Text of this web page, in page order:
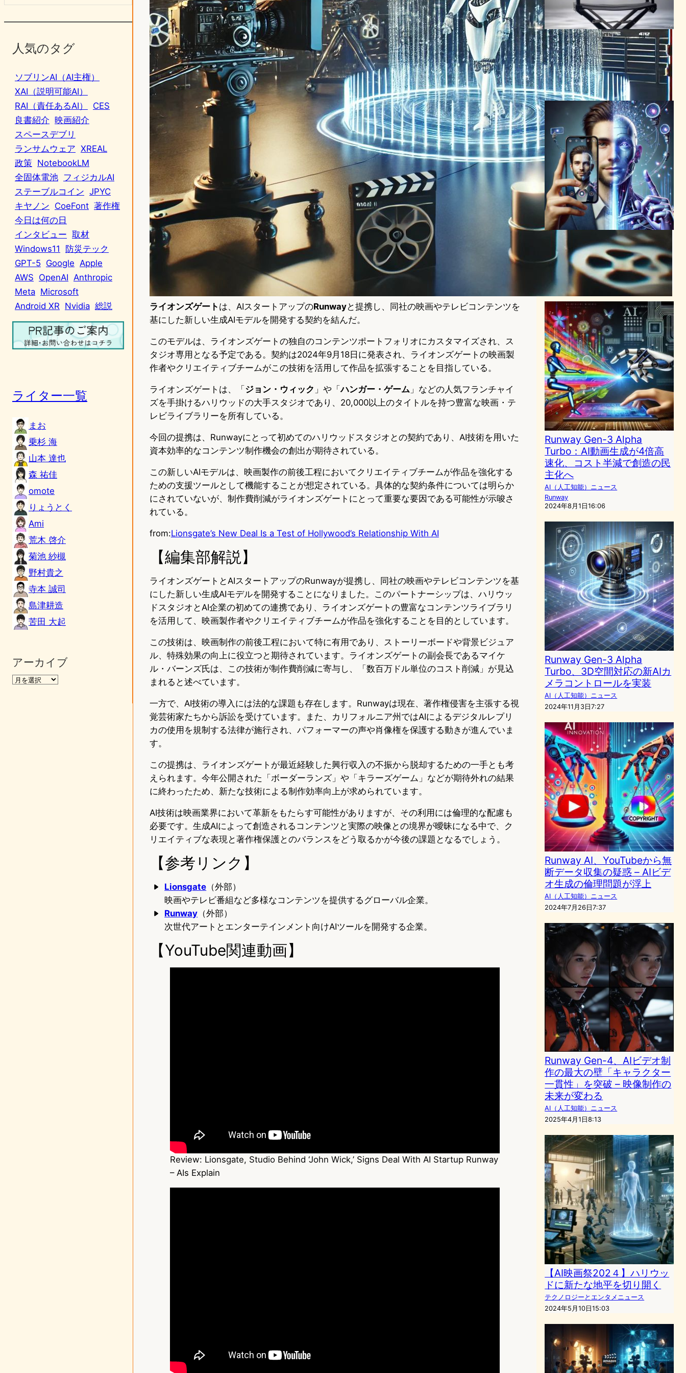
人気のタグ
ソブリンAI（AI主権）
XAI（説明可能AI）
RAI（責任あるAI）
CES
良書紹介 映画紹介
スペースデブリ
ランサムウェア XREAL
政策 NotebookLM
全固体電池 フィジカルAI
ステーブルコイン JPYC
キヤノン CoeFont 著作権
今日は何の日
インタビュー 取材
Windows11
防災テック
GPT-5 Google Apple
AWS OpenAI Anthropic
Meta Microsoft
Android XR Nvidia 総説
ライター一覧
まお
乗杉 海
山本 達也
森 祐佳
omote
りょうとく
Ami
荒木 啓介
菊池 紗槻
野村貴之
寺本 誠司
島津耕造
苦田 大起
アーカイブ
ライオンズゲート は、AIスタートアップのRunwayと提携し、同社の映画やテレビコンテンツを
基にした新しい生成AIモデルを開発する契約を結んだ。
このモデルは、ライオンズゲートの独自のコンテンツポートフォリオにカスタマイズされ、ス
タジオ専用となる予定である。契約は2024年9月18日に発表され、ライオンズゲートの映画製
作者やクリエイティブチームがこの技術を活用して作品を拡張することを目指している。
ライオンズゲートは、「ジョン・ウィック 」や「ハンガー・ゲーム 」などの人気フランチャイ
ズを手掛けるハリウッドの大手スタジオであり、20,000以上のタイトルを持つ豊富な映画・テ
レビライブラリーを所有している。
今回の提携は、Runwayにとって初めてのハリウッドスタジオとの契約であり、AI技術を用いた
資本効率的なコンテンツ制作機会の創出が期待されている。
この新しいAIモデルは、映画製作の前後工程においてクリエイティブチームが作品を強化する
ための支援ツールとして機能することが想定されている。具体的な契約条件については明らか
にされていないが、制作費削減がライオンズゲートにとって重要な要因である可能性が示唆さ
れている。
from:Lionsgate’s New Deal Is a Test of Hollywood’s Relationship With AI
【編集部解説】
ライオンズゲートとAIスタートアップのRunwayが提携し、同社の映画やテレビコンテンツを基
にした新しい生成AIモデルを開発することになりました。このパートナーシップは、ハリウッ
ドスタジオとAI企業の初めての連携であり、ライオンズゲートの豊富なコンテンツライブラリ
を活用して、映画製作者やクリエイティブチームが作品を強化することを目的としています。
この技術は、映画制作の前後工程において特に有用であり、ストーリーボードや背景ビジュア
ル、特殊効果の向上に役立つと期待されています。ライオンズゲートの副会長であるマイケ
ル・バーンズ氏は、この技術が制作費削減に寄与し、「数百万ドル単位のコスト削減」が見込
まれると述べています。
一方で、AI技術の導入には法的な課題も存在します。Runwayは現在、著作権侵害を主張する視
覚芸術家たちから訴訟を受けています。また、カリフォルニア州ではAIによるデジタルレプリ
カの使用を規制する法律が施行され、パフォーマーの声や肖像権を保護する動きが進んでいま
す。
この提携は、ライオンズゲートが最近経験した興行収入の不振から脱却するための一手とも考
えられます。今年公開された「ボーダーランズ」や「キラーズゲーム」などが期待外れの結果
に終わったため、新たな技術による制作効率向上が求められています。
AI技術は映画業界において革新をもたらす可能性がありますが、その利用には倫理的な配慮も
必要です。生成AIによって創造されるコンテンツと実際の映像との境界が曖昧になる中で、ク
リエイティブな表現と著作権保護とのバランスをどう取るかが今後の課題となるでしょう。
【参考リンク】
Lionsgate （外部）
映画やテレビ番組など多様なコンテンツを提供するグローバル企業。
Runway （外部）
次世代アートとエンターテインメント向けAIツールを開発する企業。
【YouTube関連動画】
Review: Lionsgate, Studio Behind ‘John Wick,’ Signs Deal With AI Startup Runway
– AIs Explain
Runway『Frames』登場：
映画のような映像美を実現す
る次世代AI画像生成モデル
AI（人工知能）ニュース
2025年1月18日12:20
Runway Act-One登場： モ
ーションキャプチャー不要の
革新的AI技術
AI（人工知能）ニュース
2024年10月26日15:57
Runway Gen-3 Alpha
Turbo：AI動画生成が4倍高
速化、コスト半減で創造の民
主化へ
AI（人工知能）ニュース
Runway
2024年8月1日16:06
Runway Gen-3 Alpha
Turbo、3D空間対応の新AIカ
メラコントロールを実装
AI（人工知能）ニュース
2024年11月3日7:27
Runway AI、YouTubeから無
断データ収集の疑惑 – AIビデ
オ生成の倫理問題が浮上
AI（人工知能）ニュース
2024年7月26日7:37
Runway Gen-4、AIビデオ制
作の最大の壁「キャラクター
一貫性」を突破 – 映像制作の
未来が変わる
AI（人工知能）ニュース
2025年4月1日8:13
【AI映画祭202４】ハリウッ
ドに新たな地平を切り開く
テクノロジーとエンタメニュース
2024年5月10日15:03